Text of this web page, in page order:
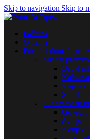
Skip to navigation Skip to
Početna
O nama
Prirodni domaći
Mlečni
Drugi
Kajmak
Sirevi
Suhomesnati
Govedji
Svinjski
Konjski